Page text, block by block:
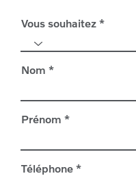
Vous souhaitez
Nom
Prénom
Téléphone